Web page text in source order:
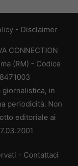
- Disclaimer
CONNECTION
(RM) - Codice
giornalistica, in
periodicità. Non
editoriale ai
- Contattaci